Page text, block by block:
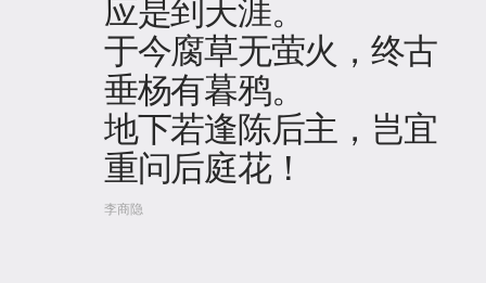
应是到天涯。
于今腐草无萤火，终古
垂杨有暮鸦。
地下若逢陈后主，岂宜
重问后庭花！
李商隐